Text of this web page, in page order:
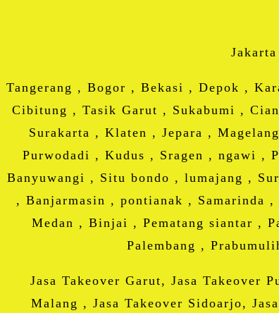
Tangerang , Bogor , Bekasi , Depok ,
Cibitung , Tasik Garut , Sukabumi ,
Surakarta , Klaten , Jepara ,
Purwodadi , Kudus , Sragen , ngawi ,
Banyuwangi , Situ bondo , lumajang ,
, Banjarmasin , pontianak , Samarinda
Medan , Binjai , Pematang siantar ,
Palembang ,
Jasa Takeover Garut, Jasa Takeover
Malang , Jasa Takeover Sidoarjo,